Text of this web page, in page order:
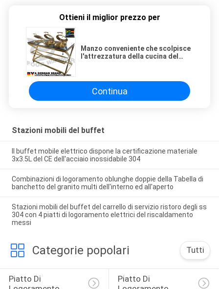
Ottieni il miglior prezzo per
Manzo conveniente che scolpisce
l'attrezzatura della cucina del
Φ345mm
Continua
Stazioni mobili del buffet
Il buffet mobile elettrico dispone la certificazione materiale
3x3.5L del CE dell'acciaio inossidabile 304
Combinazioni di logoramento oblunghe doppie della Tabella di
banchetto del granito multi dell'interno ed all'aperto
Stazioni mobili del buffet del carrello di servizio ristoro degli ss
304 con 4 piatti di logoramento elettrici del riscaldamento
messi
Categorie popolari Tutti
Piatto Di
Piatto Di